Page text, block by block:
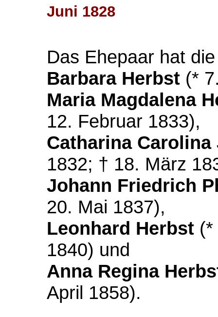
Juni 1828
Das Ehepaar hat
Barbara Herbst (*
Maria Magdalena
12. Februar 1833),
Catharina
1832; † 18. März
Johann Friedrich
20. Mai 1837),
Leonhard Herbst (*
1840) und
Anna Regina
April 1858).